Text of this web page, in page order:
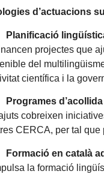
d’actuacions
Planificació
projectes que
del
científica i la
Programes
cobreixen
CERCA, per tal
Formació en català
la formació